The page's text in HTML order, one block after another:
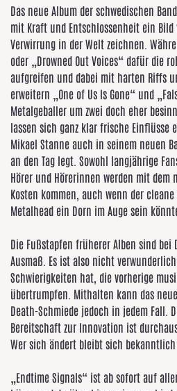
Das neue Album der schwedischen
mit Kraft und Entschlossenheit ein Bild
Verwirrung in der Welt zeichnen.
oder „Drowned Out Voices“ dafür die
aufgreifen und dabei mit harten Riffs
erweitern „One of Us Is Gone“ und
Metalgeballer um zwei doch eher
lassen sich ganz klar frische Einflüsse
Mikael Stanne auch in seinem neuen
an den Tag legt. Sowohl langjährige
Hörer und Hörerinnen werden mit dem
Kosten kommen, auch wenn der
Metalhead ein Dorn im Auge sein
Die Fußstapfen früherer Alben sind bei
Ausmaß. Es ist also nicht
Schwierigkeiten hat, die vorherige
übertrumpfen. Mithalten kann das
Death-Schmiede jedoch in jedem Fall.
Bereitschaft zur Innovation ist
Wer sich ändert bleibt sich bekanntlich
„Endtime Signals“ ist ab sofort auf